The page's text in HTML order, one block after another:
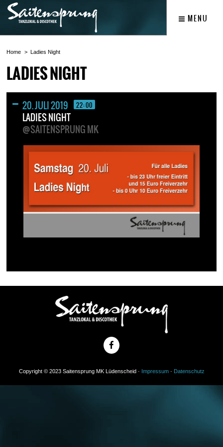
MENU
Home Ladies Night
LADIES NIGHT
20. JULI 2019 22:00
LADIES NIGHT
@SAITENSPRUNG MK
Copyright © 2023 Saitensprung MK Lüdenscheid · Impressum· Datenschutz